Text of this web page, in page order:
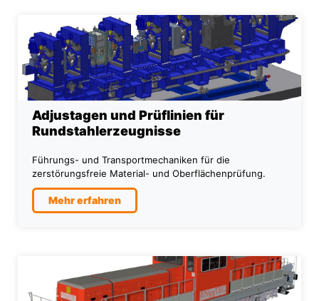
Adjustagen und Prüflinien für
Rundstahlerzeugnisse
Führungs- und Transportmechaniken für die
zerstörungsfreie Material- und Oberflächenprüfung.
Mehr erfahren